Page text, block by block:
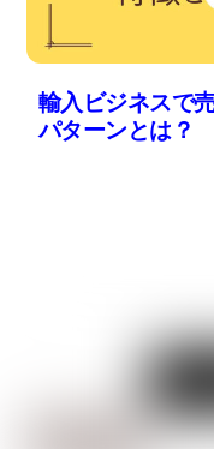
輸入ビジネスで
パターンとは？